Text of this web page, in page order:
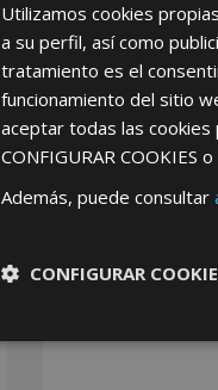
Utilizamos cookies
a su perfil, así como
tratamiento es el
funcionamiento del sitio
aceptar todas las cookies
CONFIGURAR COOKIES o
Además, puede consultar
CONFIGURAR